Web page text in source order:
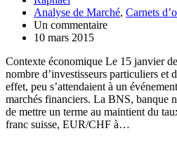
Analyse de Marché, Carnets
Un commentaire
10 mars 2015
Contexte économique Le 15 janvier
nombre d’investisseurs particuliers et
effet, peu s’attendaient à un
marchés financiers. La BNS, banque
de mettre un terme au maintient du
franc suisse, EUR/CHF à…